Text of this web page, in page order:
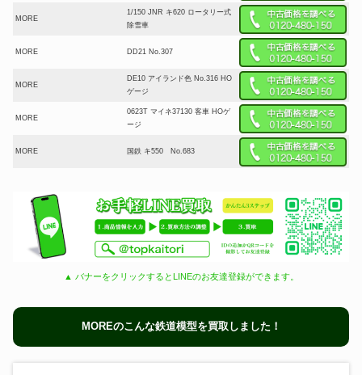
MORE
1/150 JNR キ620 ロータリー式
除雪車
MORE DD21 No.307
MORE
DE10 アイランド色 No.316 HO
ゲージ
MORE
0623T マイネ37130 客車 HOゲ
ージ
MORE 国鉄 キ550 No.683
▲ バナーをクリックするとLINEのお友達登録ができます。
MOREのこんな鉄道模型を買取しました！